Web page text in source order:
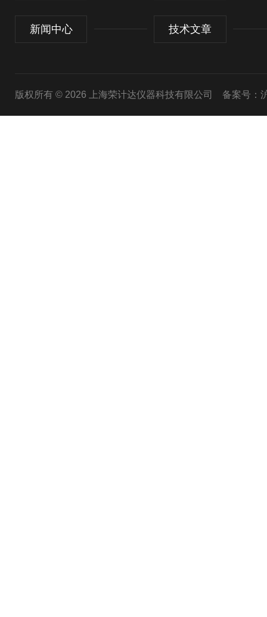
新闻中心 技术文章
版权所有 © 2026 上海荣计达仪器科技有限公司 备案号：